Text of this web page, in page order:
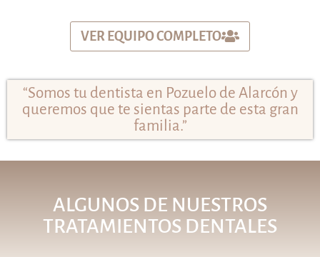
VER EQUIPO COMPLETO
“Somos tu dentista en Pozuelo de Alarcón y
queremos que te sientas parte de esta gran
familia.”
ALGUNOS DE NUESTROS
TRATAMIENTOS DENTALES